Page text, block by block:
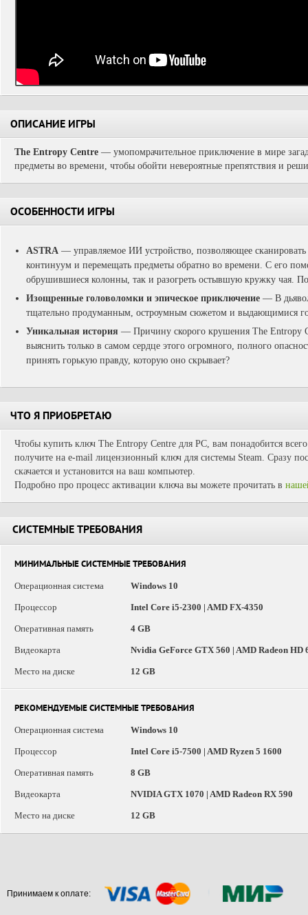
ОПИСАНИЕ ИГРЫ
The Entropy Centre — умопомрачительное приключение в мире
предметы во времени, чтобы обойти невероятные препятствия и
ОСОБЕННОСТИ ИГРЫ
ASTRA — управляемое ИИ устройство, позволяющее
континуум и перемещать предметы обратно во времени. С его
обрушившиеся колонны, так и разогреть остывшую кружку чая.
Изощренные головоломки и эпическое приключение — В
тщательно продуманным, остроумным сюжетом и выдающимися
Уникальная история — Причину скорого крушения The Entropy
выяснить только в самом сердце этого огромного, полного
принять горькую правду, которую оно скрывает?
ЧТО Я ПРИОБРЕТАЮ
Чтобы купить ключ The Entropy Centre для PC, вам понадобится
получите на e-mail лицензионный ключ для системы Steam. Сразу
скачается и установится на ваш компьютер.
Подробно про процесс активации ключа вы можете прочитать в
СИСТЕМНЫЕ ТРЕБОВАНИЯ
МИНИМАЛЬНЫЕ СИСТЕМНЫЕ ТРЕБОВАНИЯ
Операционная система
Windows 10
Процессор Intel Core i5-2300 | AMD FX-4350
Оперативная память 4 GB
Видеокарта Nvidia GeForce GTX 560 | AMD Radeon HD
Место на диске 12 GB
РЕКОМЕНДУЕМЫЕ СИСТЕМНЫЕ ТРЕБОВАНИЯ
Операционная система
Windows 10
Процессор Intel Core i5-7500 | AMD Ryzen 5 1600
Оперативная память 8 GB
Видеокарта NVIDIA GTX 1070 | AMD Radeon RX 590
Место на диске 12 GB
Принимаем к оплате: